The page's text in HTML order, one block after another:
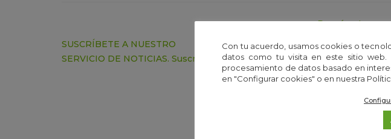
Descárgate
SUSCRÍBETE A NUESTRO
SERVICIO DE NOTICIAS. Suscríbete
¿ERES CIENTÍFICO/A Y QUIERES
DIFUNDIR TUS RESULTADOS?
CONTÁCTANOS
Con tu acuerdo, usamos cookies o
datos como tu visita en este sitio web.
procesamiento de datos basado en
en "Configurar cookies" o en nuestra